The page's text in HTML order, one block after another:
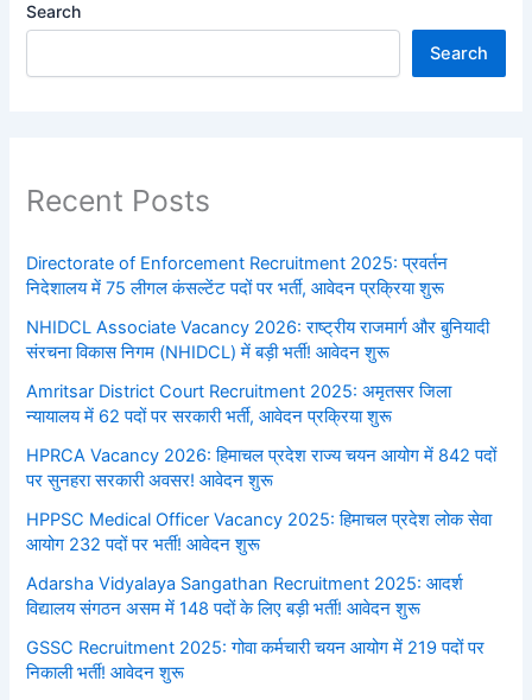
Search
Search
Recent Posts
Directorate of Enforcement Recruitment 2025: प्रवर्तन
निदेशालय में 75 लीगल कंसल्टेंट पदों पर भर्ती, आवेदन प्रक्रिया शुरू
NHIDCL Associate Vacancy 2026: राष्ट्रीय राजमार्ग और बुनियादी
संरचना विकास निगम (NHIDCL) में बड़ी भर्ती! आवेदन शुरू
Amritsar District Court Recruitment 2025: अमृतसर जिला
न्यायालय में 62 पदों पर सरकारी भर्ती, आवेदन प्रक्रिया शुरू
HPRCA Vacancy 2026: हिमाचल प्रदेश राज्य चयन आयोग में 842 पदों
पर सुनहरा सरकारी अवसर! आवेदन शुरू
HPPSC Medical Officer Vacancy 2025: हिमाचल प्रदेश लोक सेवा
आयोग 232 पदों पर भर्ती! आवेदन शुरू
Adarsha Vidyalaya Sangathan Recruitment 2025: आदर्श
विद्यालय संगठन असम में 148 पदों के लिए बड़ी भर्ती! आवेदन शुरू
GSSC Recruitment 2025: गोवा कर्मचारी चयन आयोग में 219 पदों पर
निकाली भर्ती! आवेदन शुरू